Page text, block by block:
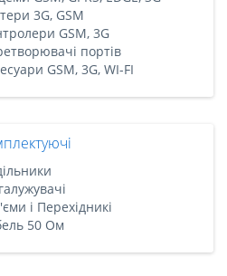
3G, GSM
GSM, 3G
портів
GSM, 3G, WI-FI
і Перехідникі
50 Ом